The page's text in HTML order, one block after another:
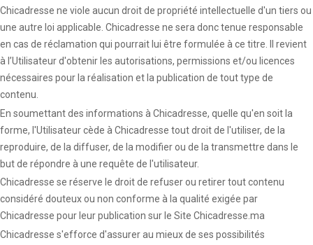
Chicadresse ne viole aucun droit de propriété intellectuelle d'un tiers ou
une autre loi applicable. Chicadresse ne sera donc tenue responsable
en cas de réclamation qui pourrait lui être formulée à ce titre. Il revient
à l’Utilisateur d'obtenir les autorisations, permissions et/ou licences
nécessaires pour la réalisation et la publication de tout type de
contenu.
En soumettant des informations à Chicadresse, quelle qu'en soit la
forme, l'Utilisateur cède à Chicadresse tout droit de l'utiliser, de la
reproduire, de la diffuser, de la modifier ou de la transmettre dans le
but de répondre à une requête de l'utilisateur.
Chicadresse se réserve le droit de refuser ou retirer tout contenu
considéré douteux ou non conforme à la qualité exigée par
Chicadresse pour leur publication sur le Site Chicadresse.ma
Chicadresse s'efforce d'assurer au mieux de ses possibilités